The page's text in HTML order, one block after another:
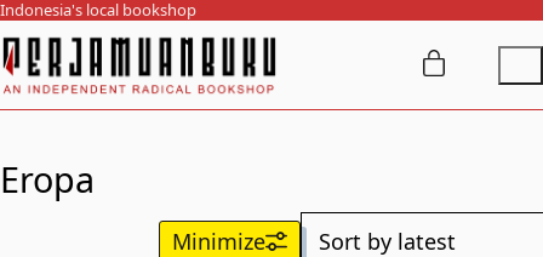
Indonesia's local bookshop
Eropa